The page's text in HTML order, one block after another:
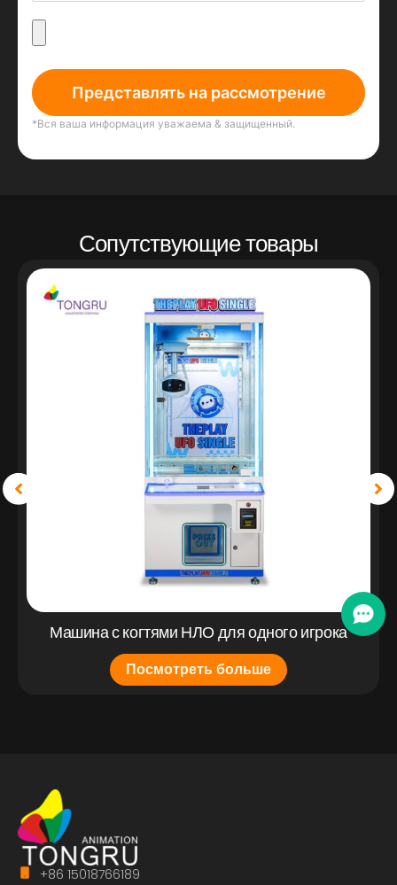
Представлять на рассмотрение
*Вся ваша информация уважаема & защищенный.
Сопутствующие товары
Машина с когтями НЛО для одного игрока
Посмотреть больше
+86 15018766189